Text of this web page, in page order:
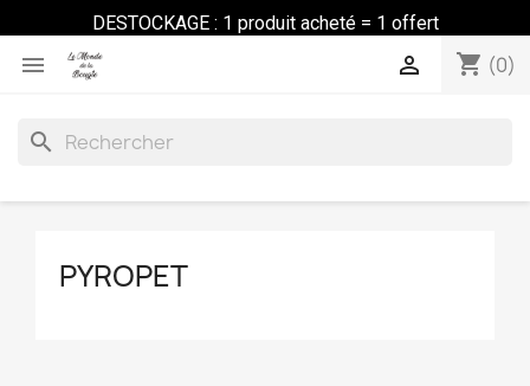
DESTOCKAGE : 1 produit acheté = 1 offert
 shopping_cart (0)

search
PYROPET